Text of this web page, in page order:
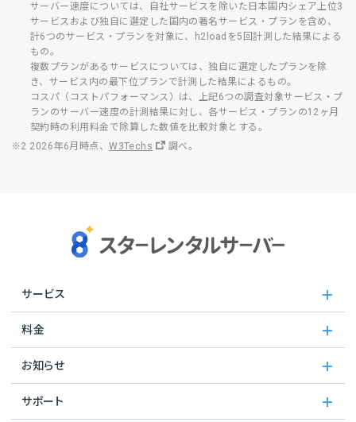
サーバー速度については、自社サービスを除いた日本国内シェア上位3
サービスおよび独自に選定した国内の著名サービス・プランを含め、
計6つのサービス・プランを対象に、h2loadを5回計測した結果による
もの。
複数プランがあるサービスについては、独自に選定したプランを除
き、サービス内の最下位プランで計測した結果によるもの。
コスパ（コストパフォーマンス）は、上記6つの調査対象サービス・プ
ランのサーバー速度の計測結果に対し、各サービス・プランの12ヶ月
契約時の利用料金で除算した数値を比較対象とする。
※2 2026年6月時点、W3Techs 調べ。
サービス
料金
お知らせ
サポート